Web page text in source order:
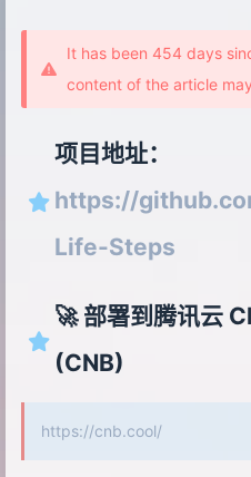
It has been 454 days
content of the article
项目地址：
https://
Life-Steps
🚀 部署到腾讯云
(CNB)
https://cnb.cool/